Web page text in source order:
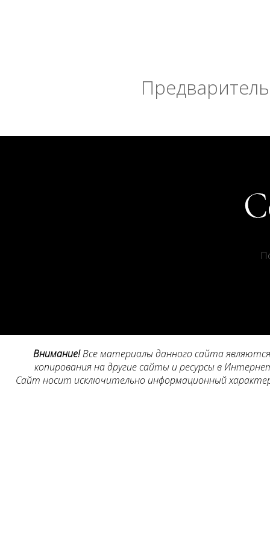
Внимание!Все материалы данного сайта
копирования на другие сайты и ресурсы в
Сайт носит исключительно информационный